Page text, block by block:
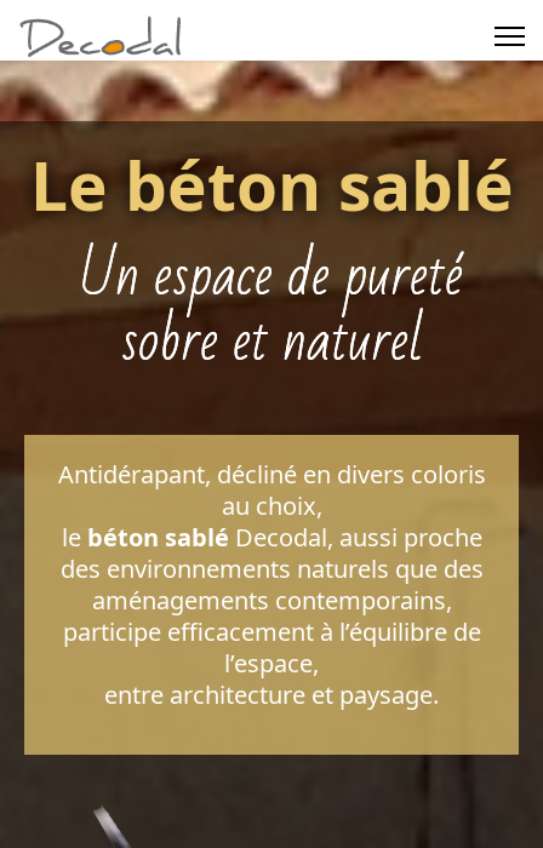
Le béton sablé
Un espace de pureté
sobre et naturel
Antidérapant, décliné en divers coloris
au choix,
le béton sablé Decodal, aussi proche
des environnements naturels que des
aménagements contemporains,
participe efficacement à l’équilibre de
l’espace,
entre architecture et paysage.